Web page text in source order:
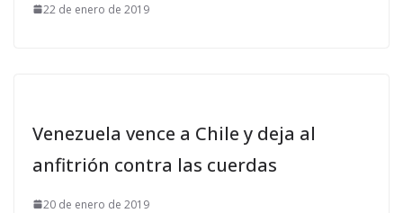
22 de enero de 2019
Venezuela vence a Chile y deja al
anfitrión contra las cuerdas
20 de enero de 2019